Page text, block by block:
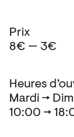
Heures
Mardi →
10:00 →
Prix
8€ — 3€